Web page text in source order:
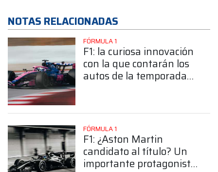
NOTAS RELACIONADAS
FÓRMULA 1
F1: la curiosa innovación
con la que contarán los
autos de la temporada
FÓRMULA 1
F1: ¿Aston Martin
candidato al título? Un
importante protagonista